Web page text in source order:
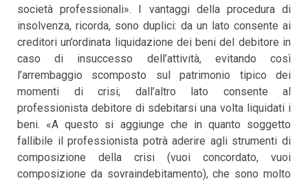
società professionali». I vantaggi della procedura di
insolvenza, ricorda, sono duplici: da un lato consente ai
creditori un’ordinata liquidazione dei beni del debitore in
caso di insuccesso dell’attività, evitando così
l’arrembaggio scomposto sul patrimonio tipico dei
momenti di crisi; dall’altro lato consente al
professionista debitore di sdebitarsi una volta liquidati i
beni. «A questo si aggiunge che in quanto soggetto
fallibile il professionista potrà aderire agli strumenti di
composizione della crisi (vuoi concordato, vuoi
composizione da sovraindebitamento), che sono molto